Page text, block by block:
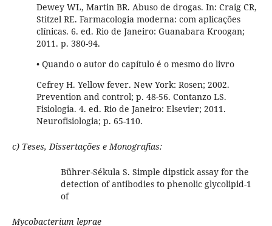
Dewey WL, Martin BR. Abuso de drogas. In: Craig CR,
Stitzel RE. Farmacologia moderna: com aplicações
clínicas. 6. ed. Rio de Janeiro: Guanabara Kroogan;
2011. p. 380-94.
• Quando o autor do capítulo é o mesmo do livro
Cefrey H. Yellow fever. New York: Rosen; 2002.
Prevention and control; p. 48-56. Contanzo LS.
Fisiologia. 4. ed. Rio de Janeiro: Elsevier; 2011.
Neurofisiologia; p. 65-110.
c) Teses, Dissertações e Monografias:
Bührer-Sékula S. Simple dipstick assay for the
detection of antibodies to phenolic glycolipid-1
of
Mycobacterium leprae